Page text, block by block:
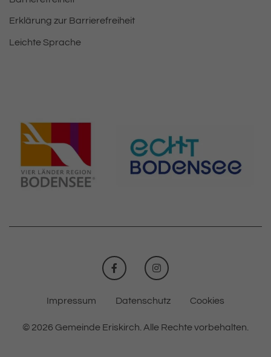
Erklärung zur Barrierefreiheit
Leichte Sprache
FACEBOOKINSTAGRAM
Impressum Datenschutz Cookies
© 2026 Gemeinde Eriskirch. Alle Rechte vorbehalten.